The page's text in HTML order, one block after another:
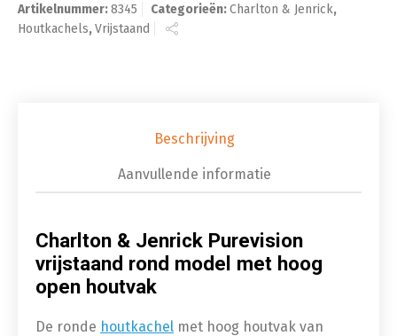
Artikelnummer:8345 Categorieën:Charlton & Jenrick,
Houtkachels,Vrijstaand
Beschrijving
Aanvullende informatie
Charlton & Jenrick Purevision
vrijstaand rond model met hoog
open houtvak
De ronde houtkachel met hoog houtvak van